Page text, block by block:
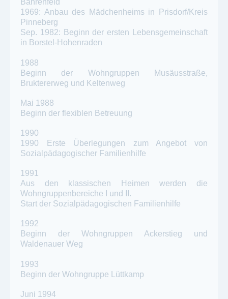
Bahrenfeld
1969: Anbau des Mädchenheims in Prisdorf/Kreis
Pinneberg
Sep. 1982: Beginn der ersten Lebensgemeinschaft
in Borstel-Hohenraden
1988
Beginn der Wohngruppen Musäusstraße,
Bruktererweg und Keltenweg
Mai 1988
Beginn der flexiblen Betreuung
1990
1990 Erste Überlegungen zum Angebot von
Sozialpädagogischer Familienhilfe
1991
Aus den klassischen Heimen werden die
Wohngruppenbereiche I und II.
Start der Sozialpädagogischen Familienhilfe
1992
Beginn der Wohngruppen Ackerstieg und
Waldenauer Weg
1993
Beginn der Wohngruppe Lüttkamp
Juni 1994